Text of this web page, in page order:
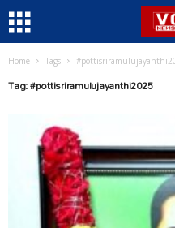
Home Tags
Tag: #pottisriramulujayanthi2025